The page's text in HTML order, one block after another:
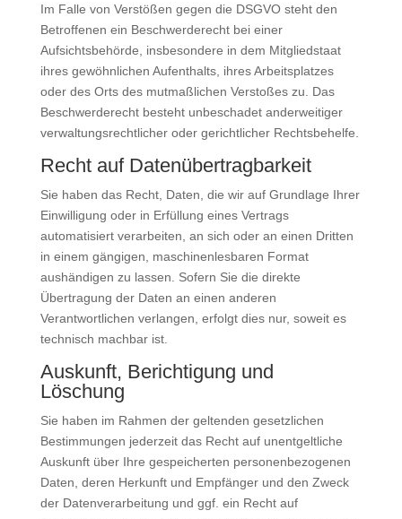
Im Falle von Verstößen gegen die DSGVO steht den
Betroffenen ein Beschwerderecht bei einer
Aufsichtsbehörde, insbesondere in dem Mitgliedstaat
ihres gewöhnlichen Aufenthalts, ihres Arbeitsplatzes
oder des Orts des mutmaßlichen Verstoßes zu. Das
Beschwerderecht besteht unbeschadet anderweitiger
verwaltungsrechtlicher oder gerichtlicher Rechtsbehelfe.
Recht auf Daten­übertrag­barkeit
Sie haben das Recht, Daten, die wir auf Grundlage Ihrer
Einwilligung oder in Erfüllung eines Vertrags
automatisiert verarbeiten, an sich oder an einen Dritten
in einem gängigen, maschinenlesbaren Format
aushändigen zu lassen. Sofern Sie die direkte
Übertragung der Daten an einen anderen
Verantwortlichen verlangen, erfolgt dies nur, soweit es
technisch machbar ist.
Auskunft, Berichtigung und
Löschung
Sie haben im Rahmen der geltenden gesetzlichen
Bestimmungen jederzeit das Recht auf unentgeltliche
Auskunft über Ihre gespeicherten personenbezogenen
Daten, deren Herkunft und Empfänger und den Zweck
der Datenverarbeitung und ggf. ein Recht auf